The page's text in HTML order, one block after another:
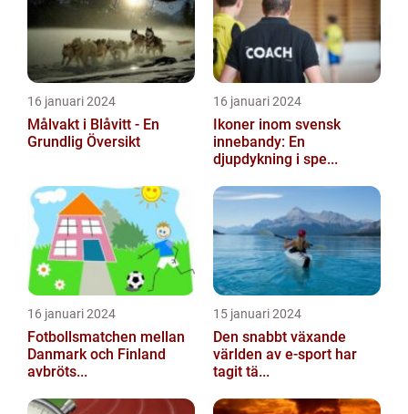
16 januari 2024
Målvakt i Blåvitt - En
Grundlig Översikt
16 januari 2024
Ikoner inom svensk
innebandy: En
djupdykning i spe...
16 januari 2024
Fotbollsmatchen mellan
Danmark och Finland
avbröts...
15 januari 2024
Den snabbt växande
världen av e-sport har
tagit tä...